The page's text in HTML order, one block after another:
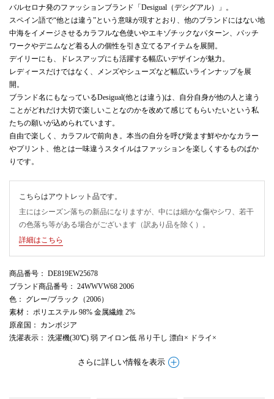
バルセロナ発のファッションブランド「Desigual（デシグアル）」。
スペイン語で“他とは違う”という意味が現すとおり、他のブランドにはない地
中海をイメージさせるカラフルな色使いやエキゾチックなパターン、パッチ
ワークやデニムなど着る人の個性を引き立てるアイテムを展開。
デイリーにも、ドレスアップにも活躍する幅広いデザインが魅力。
レディースだけではなく、メンズやシューズなど幅広いラインナップを展
開。
ブランド名にもなっているDesigual(他とは違う)は、自分自身が他の人と違う
ことがどれだけ大切で楽しいことなのかを改めて感じてもらいたいという私
たちの願いが込められています。
自由で楽しく、カラフルで前向き。本当の自分を呼び覚ます鮮やかなカラー
やプリント、他とは一味違うスタイルはファッションを楽しくするものばか
りです。
こちらはアウトレット品です。
主にはシーズン落ちの新品になりますが、中には細かな傷やシワ、若干
の色落ち等がある場合がございます（訳あり品を除く）。
詳細はこちら
商品番号 ： DE819EW25678
ブランド商品番号 ： 24WWVW68 2006
色 ： グレー/ブラック（2006）
素材 ： ポリエステル 98% 金属繊維 2%
原産国 ： カンボジア
洗濯表示 ： 洗濯機(30℃) 弱 アイロン低 吊り干し 漂白× ドライ×
さらに詳しい情報を表示